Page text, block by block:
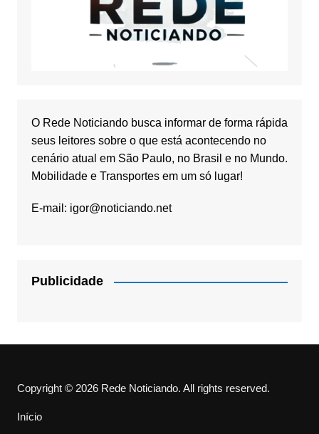
O Rede Noticiando busca informar de forma rápida
seus leitores sobre o que está acontecendo no
cenário atual em São Paulo, no Brasil e no Mundo.
Mobilidade e Transportes em um só lugar!
E-mail: igor@noticiando.net
Publicidade
Copyright © 2026 Rede Noticiando. All rights reserved.
Início